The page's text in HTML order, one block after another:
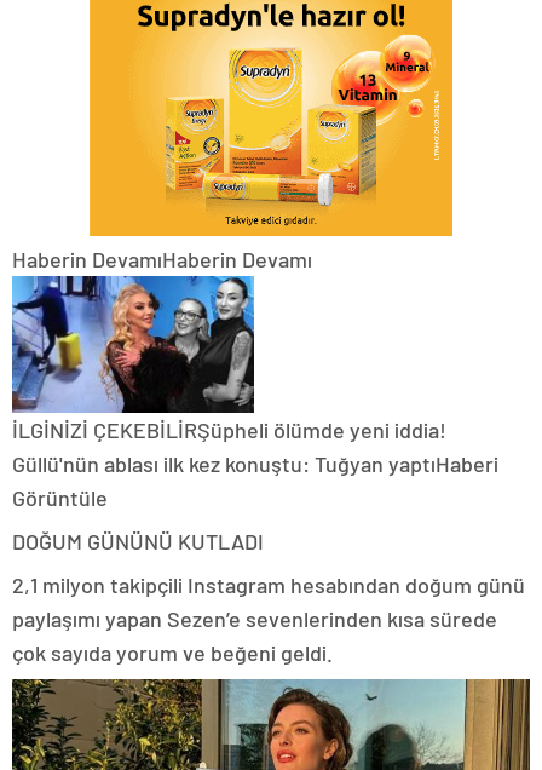
Haberin DevamıHaberin Devamı
İLGİNİZİ ÇEKEBİLİRŞüpheli ölümde yeni iddia!
Güllü'nün ablası ilk kez konuştu: Tuğyan yaptıHaberi
Görüntüle
DOĞUM GÜNÜNÜ KUTLADI
2,1 milyon takipçili Instagram hesabından doğum günü
paylaşımı yapan Sezen’e sevenlerinden kısa sürede
çok sayıda yorum ve beğeni geldi.